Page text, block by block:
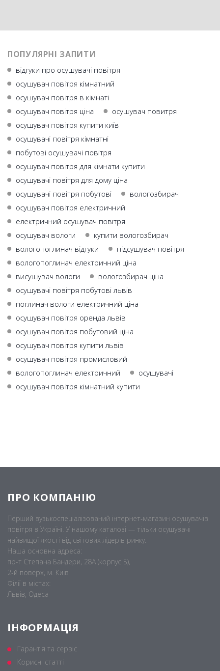
ПОПУЛЯРНІ ЗАПИТИ
відгуки про осушувачі повітря
осушувач повітря кімнатний
осушувач повітря в кімнаті
осушувач повітря ціна
осушувач повитря
осушувач повітря купити київ
осушувачі повітря кімнатні
побутові осушувачі повітря
осушувач повітря для кімнати купити
осушувачі повітря для дому ціна
осушувачі повітря побутові
вологозбирач
осушувач повітря електричний
електричний осушувач повітря
осушувач вологи
купити вологозбирач
вологопоглинач відгуки
підсушувач повітря
вологопоглинач електричний ціна
висушувач вологи
вологозбирач ціна
осушувачі повітря побутові львів
поглинач вологи електричний ціна
осушувач повітря оренда львів
осушувач повітря побутовий ціна
осушувач повітря купити львів
осушувач повітря промисловий
вологопоглинач електричний
осушувачі
осушувач повітря кімнатний купити
ПРО КОМПАНІЮ
Перший вузькоспеціалізований інтернет-магазин осушувачів
повітря в Україні. У нашому каталозі — тільки осушувачі
найвищої якості від світових лідерів ринку.
Наша основна адреса:
пр-т Степана Бандери, 28А (корпус Б),
2-й поверх, м. Київ
Філії в містах:
Львів, Одеса
ІНФОРМАЦІЯ
Гарантія та сервіс
Корисні статті